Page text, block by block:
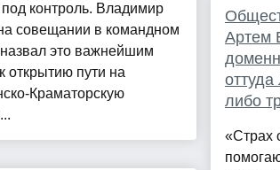
под контроль. Владимир
совещании в командном
назвал это важнейшим
открытию пути на
Краматорскую
Артем
либо
«Страх